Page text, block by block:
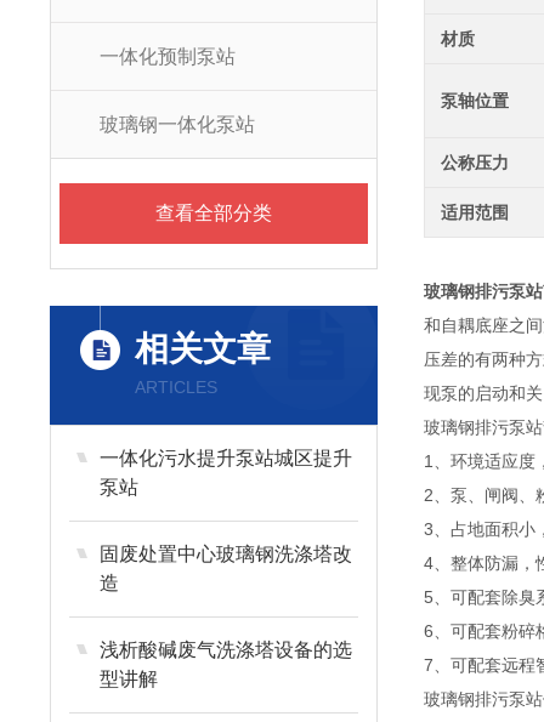
一体化预制泵站
玻璃钢一体化泵站
查看全部分类
相关文章
ARTICLES
一体化污水提升泵站城区提升
泵站
固废处置中心玻璃钢洗涤塔改
造
浅析酸碱废气洗涤塔设备的选
型讲解
材质
泵轴位置
公称压力
适用范围
玻璃钢排污泵
和自耦底座之
压差的有两种
现泵的启动和
玻璃钢排污泵
1、环境适应度
2、泵、闸阀、
3、占地面积小
4、整体防漏，
5、可配套除臭
6、可配套粉碎
7、可配套远程
玻璃钢排污泵